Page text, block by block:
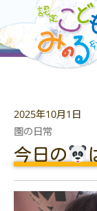
2025年10月1日
園の日常
今日の